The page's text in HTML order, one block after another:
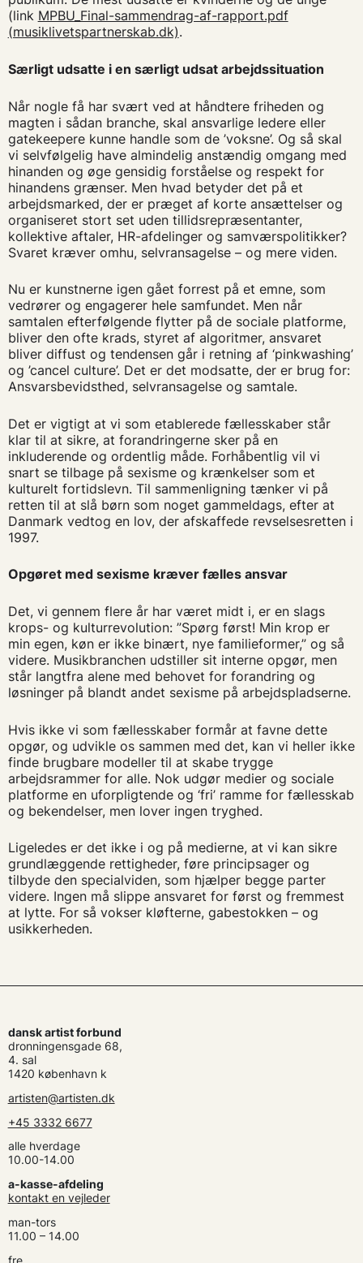
(link MPBU_Final-sammendrag-af-rapport.pdf
(musiklivetspartnerskab.dk).
Særligt udsatte i en særligt udsat arbejdssituation
Når nogle få har svært ved at håndtere friheden og
magten i sådan branche, skal ansvarlige ledere eller
gatekeepere kunne handle som de ’voksne’. Og så skal
vi selvfølgelig have almindelig anstændig omgang med
hinanden og øge gensidig forståelse og respekt for
hinandens grænser. Men hvad betyder det på et
arbejdsmarked, der er præget af korte ansættelser og
organiseret stort set uden tillidsrepræsentanter,
kollektive aftaler, HR-afdelinger og samværspolitikker?
Svaret kræver omhu, selvransagelse – og mere viden.
Nu er kunstnerne igen gået forrest på et emne, som
vedrører og engagerer hele samfundet. Men når
samtalen efterfølgende flytter på de sociale platforme,
bliver den ofte krads, styret af algoritmer, ansvaret
bliver diffust og tendensen går i retning af ‘pinkwashing’
og ’cancel culture’. Det er det modsatte, der er brug for:
Ansvarsbevidsthed, selvransagelse og samtale.
Det er vigtigt at vi som etablerede fællesskaber står
klar til at sikre, at forandringerne sker på en
inkluderende og ordentlig måde. Forhåbentlig vil vi
snart se tilbage på sexisme og krænkelser som et
kulturelt fortidslevn. Til sammenligning tænker vi på
retten til at slå børn som noget gammeldags, efter at
Danmark vedtog en lov, der afskaffede revselsesretten i
1997.
Opgøret med sexisme kræver fælles ansvar
Det, vi gennem flere år har været midt i, er en slags
krops- og kulturrevolution: ”Spørg først! Min krop er
min egen, køn er ikke binært, nye familieformer,” og så
videre. Musikbranchen udstiller sit interne opgør, men
står langtfra alene med behovet for forandring og
løsninger på blandt andet sexisme på arbejdspladserne.
Hvis ikke vi som fællesskaber formår at favne dette
opgør, og udvikle os sammen med det, kan vi heller ikke
finde brugbare modeller til at skabe trygge
arbejdsrammer for alle. Nok udgør medier og sociale
platforme en uforpligtende og ‘fri’ ramme for fællesskab
og bekendelser, men lover ingen tryghed.
Ligeledes er det ikke i og på medierne, at vi kan sikre
grundlæggende rettigheder, føre principsager og
tilbyde den specialviden, som hjælper begge parter
videre. Ingen må slippe ansvaret for først og fremmest
at lytte. For så vokser kløfterne, gabestokken – og
usikkerheden.
dansk artist forbund
dronningensgade 68,
4. sal
1420 københavn k
artisten@artisten.dk
+45 3332 6677
alle hverdage
10.00-14.00
a-kasse-afdeling
kontakt en vejleder
man-tors
11.00 – 14.00
fre